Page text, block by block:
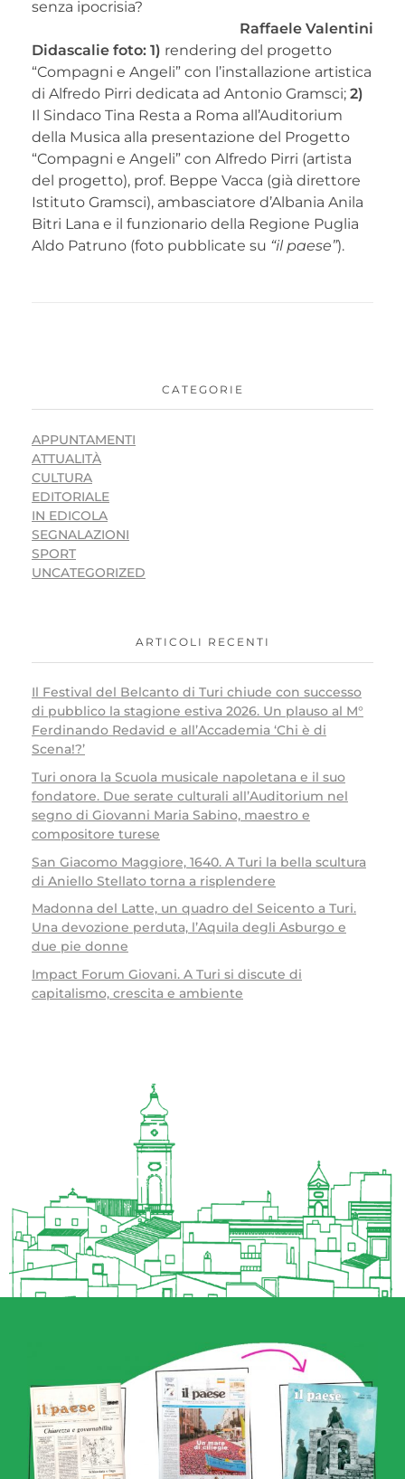
senza ipocrisia?
Raffaele Valentini
Didascalie foto: 1) rendering del progetto
“Compagni e Angeli” con l’installazione artistica
di Alfredo Pirri dedicata ad Antonio Gramsci; 2)
Il Sindaco Tina Resta a Roma all’Auditorium
della Musica alla presentazione del Progetto
“Compagni e Angeli” con Alfredo Pirri (artista
del progetto), prof. Beppe Vacca (già direttore
Istituto Gramsci), ambasciatore d’Albania Anila
Bitri Lana e il funzionario della Regione Puglia
Aldo Patruno (foto pubblicate su “il paese”).
CATEGORIE
APPUNTAMENTI
ATTUALITÀ
CULTURA
EDITORIALE
IN EDICOLA
SEGNALAZIONI
SPORT
UNCATEGORIZED
ARTICOLI RECENTI
Il Festival del Belcanto di Turi chiude con successo
di pubblico la stagione estiva 2026. Un plauso al M°
Ferdinando Redavid e all’Accademia ‘Chi è di
Scena!?’
Turi onora la Scuola musicale napoletana e il suo
fondatore. Due serate culturali all’Auditorium nel
segno di Giovanni Maria Sabino, maestro e
compositore turese
San Giacomo Maggiore, 1640. A Turi la bella scultura
di Aniello Stellato torna a risplendere
Madonna del Latte, un quadro del Seicento a Turi.
Una devozione perduta, l’Aquila degli Asburgo e
due pie donne
Impact Forum Giovani. A Turi si discute di
capitalismo, crescita e ambiente